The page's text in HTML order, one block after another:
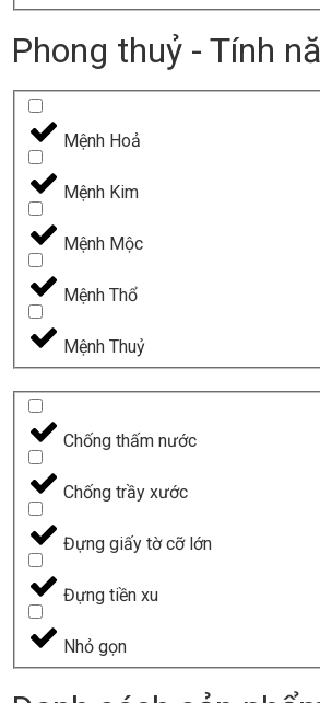
Phong thuỷ - Tính
Mệnh Hoả
Mệnh Kim
Mệnh Mộc
Mệnh Thổ
Mệnh Thuỷ
Chống thấm nước
Chống trầy xước
Đựng giấy tờ cỡ lớn
Đựng tiền xu
Nhỏ gọn